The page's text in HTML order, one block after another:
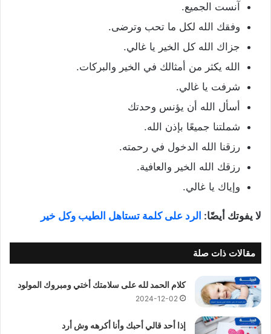
آنست الجميع.
وفقك الله لكل ما تحب وترضى.
جزاك الله كل الخير يا غالي.
الله يكثر من أمثالك في الخير والبركات.
شرفت يا غالي.
أسأل الله أن يؤنس وحدتك
شملتنا جميعًا بإذن الله.
رزقنا الله الدخول في رحمته.
رزقك الله الخير والعافية.
وإياك يا غالي.
لا يفوتك أيضًا: الرد على كلمة تستاهل الطيب وكل خير
مقالات ذات صلة
كلام الحمد لله على سلامتك أختي ومبروك المولود
2024-12-02
إذا أحد قالي أحبك وأنا أكرهه وش أرد